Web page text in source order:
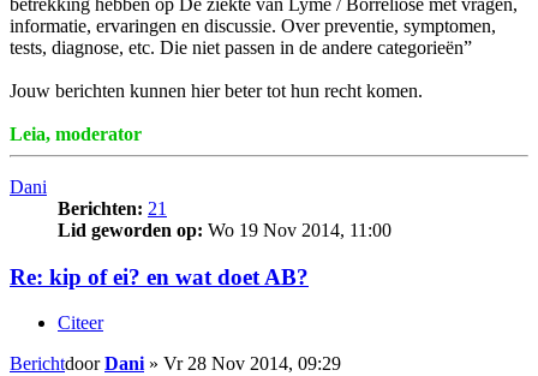
informatie, ervaringen en discussie. Over preventie, symptomen,
tests, diagnose, etc. Die niet passen in de andere categorieën”
Jouw berichten kunnen hier beter tot hun recht komen.
Leia, moderator
Dani
Berichten: 21
Lid geworden op: Wo 19 Nov 2014, 11:00
Re: kip of ei? en wat doet AB?
Citeer
BerichtdoorDani » Vr 28 Nov 2014, 09:29